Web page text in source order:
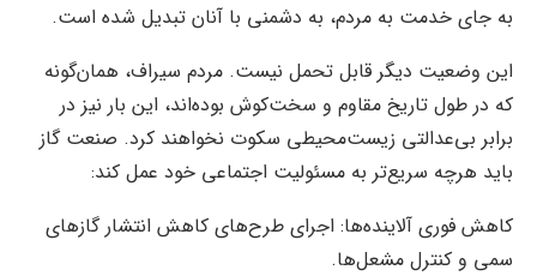
به جای خدمت به مردم، به دشمنی با آنان تبدیل شده است.
این وضعیت دیگر قابل تحمل نیست. مردم سیراف، همان‌گونه
که در طول تاریخ مقاوم و سخت‌کوش بوده‌اند، این بار نیز در
برابر بی‌عدالتی زیست‌محیطی سکوت نخواهند کرد. صنعت گاز
باید هرچه سریع‌تر به مسئولیت اجتماعی خود عمل کند:
کاهش فوری آلاینده‌ها: اجرای طرح‌های کاهش انتشار گازهای
سمی و کنترل مشعل‌ها.